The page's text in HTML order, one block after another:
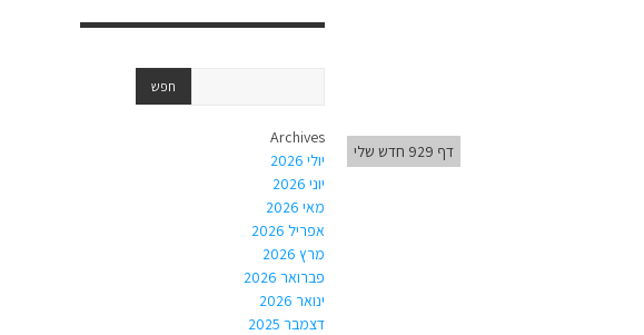
דף 929 חדש שלי
Archives
יולי 2026
יוני 2026
מאי 2026
אפריל 2026
מרץ 2026
פברואר 2026
ינואר 2026
דצמבר 2025